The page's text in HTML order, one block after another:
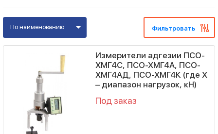
По наименованию Фильтровать
Измерители адгезии ПСО-
ХМГ4С, ПСО-ХМГ4А, ПСО-
ХМГ4АД, ПСО-ХМГ4К (где Х
– диапазон нагрузок, кН)
Под заказ